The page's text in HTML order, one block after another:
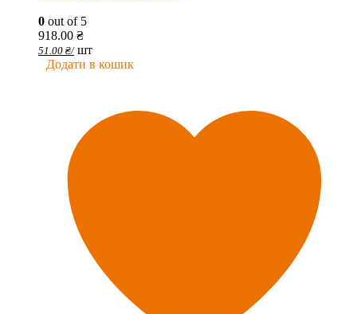
0 out of 5
918.00 ₴
51.00 ₴/ шт
Додати в кошик